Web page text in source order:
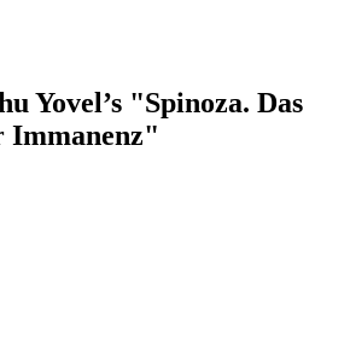
Yovel’s "Spinoza. Das
Immanenz"